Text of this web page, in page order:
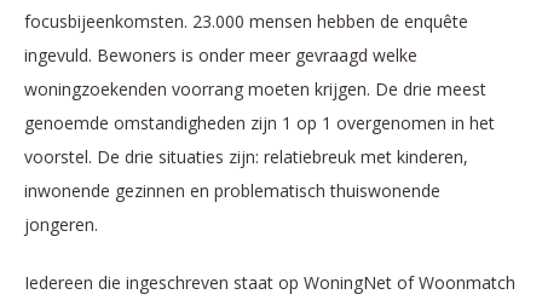
focusbijeenkomsten. 23.000 mensen hebben de enquête
ingevuld. Bewoners is onder meer gevraagd welke
woningzoekenden voorrang moeten krijgen. De drie meest
genoemde omstandigheden zijn 1 op 1 overgenomen in het
voorstel. De drie situaties zijn: relatiebreuk met kinderen,
inwonende gezinnen en problematisch thuiswonende
jongeren.
Iedereen die ingeschreven staat op WoningNet of Woonmatch